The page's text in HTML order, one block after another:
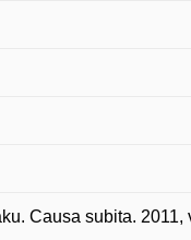
Causa subita. 2011,